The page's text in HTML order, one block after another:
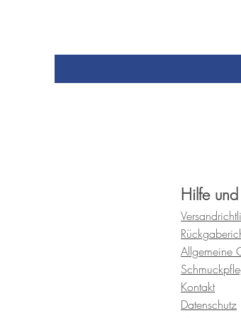
Hilfe
Allgemeine
Kontakt
Datenschutz